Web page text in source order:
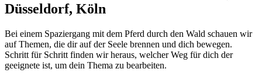
Düsseldorf, Köln
Bei einem Spaziergang mit dem Pferd durch den Wald schauen wir
auf Themen, die dir auf der Seele brennen und dich bewegen.
Schritt für Schritt finden wir heraus, welcher Weg für dich der
geeignete ist, um dein Thema zu bearbeiten.